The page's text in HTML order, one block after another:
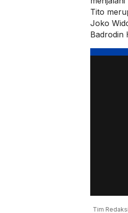
Tito
Joko
Badrodin
Tim Redaksi